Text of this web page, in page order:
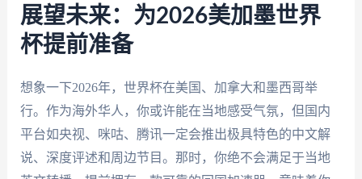
展望未来：为2026美加墨世界
杯提前准备
想象一下2026年，世界杯在美国、加拿大和墨西哥举
行。作为海外华人，你或许能在当地感受气氛，但国内
平台如央视、咪咕、腾讯一定会推出极具特色的中文解
说、深度评述和周边节目。那时，你绝不会满足于当地